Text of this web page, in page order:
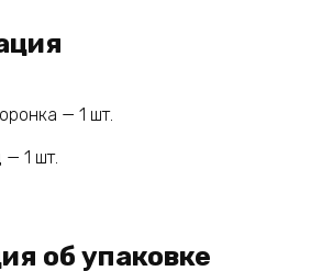
— 1 шт.
— 1 шт.
об упаковке